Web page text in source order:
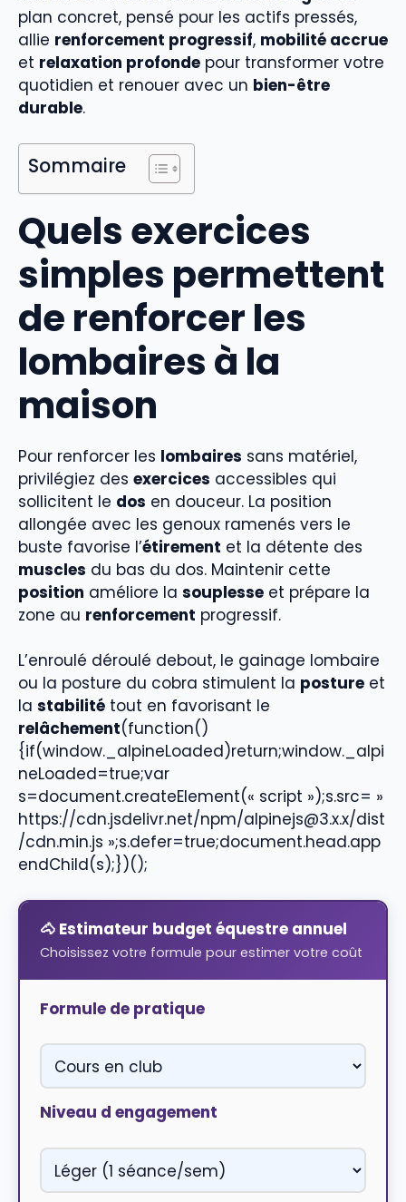
plan concret, pensé pour les actifs pressés,
allie renforcement progressif, mobilité accrue
et relaxation profonde pour transformer votre
quotidien et renouer avec un bien-être
durable.
Sommaire
Quels exercices
simples permettent
de renforcer les
lombaires à la
maison
Pour renforcer les lombaires sans matériel,
privilégiez des exercices accessibles qui
sollicitent le dos en douceur. La position
allongée avec les genoux ramenés vers le
buste favorise l’étirement et la détente des
muscles du bas du dos. Maintenir cette
position améliore la souplesse et prépare la
zone au renforcement progressif.
L’enroulé déroulé debout, le gainage lombaire
ou la posture du cobra stimulent la posture et
la stabilité tout en favorisant le
relâchement(function()
{if(window._alpineLoaded)return;window._alpi
neLoaded=true;var
s=document.createElement(« script »);s.src= »
https://cdn.jsdelivr.net/npm/alpinejs@3.x.x/dist
/cdn.min.js »;s.defer=true;document.head.app
endChild(s);})();
🐴 Estimateur budget équestre annuel
Choisissez votre formule pour estimer votre coût
Formule de pratique
Niveau d engagement